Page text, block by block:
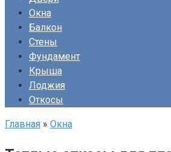
Окна
Балкон
Стены
Фундамент
Крыша
Лоджия
Откосы
Главная » Окна